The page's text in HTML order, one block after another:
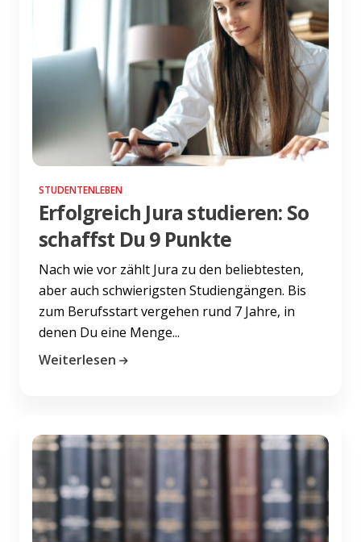
STUDENTENLEBEN
Erfolgreich Jura studieren: So
schaffst Du 9 Punkte
Nach wie vor zählt Jura zu den beliebtesten,
aber auch schwierigsten Studiengängen. Bis
zum Berufsstart vergehen rund 7 Jahre, in
denen Du eine Menge...
Weiterlesen